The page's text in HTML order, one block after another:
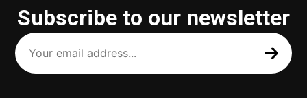
Subscribe to our newsletter
Your
email
address
(Required)